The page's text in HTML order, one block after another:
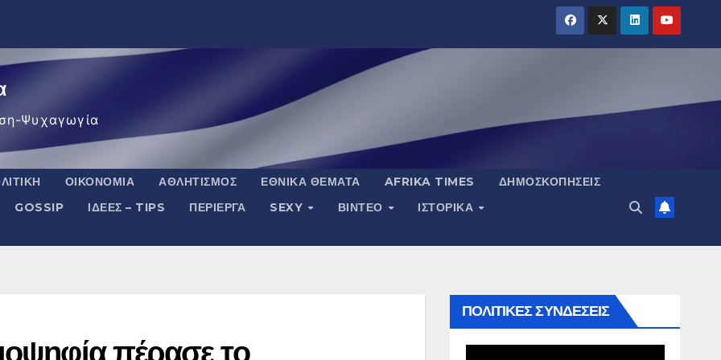
Ψυχαγωγία
ΟΙΚΟΝΟΜΊΑ ΑΘΛΗΤΙΣΜΌΣ ΕΘΝΙΚΆ ΘΈΜΑΤΑ AFRIKA TIMES
ΔΗΜΟΣΚΟΠΉΣΕΙΣ
GOSSIP
ΙΔΈΕΣ – TIPS ΠΕΡΊΕΡΓΑ SEXY ΒΙΝΤΕΟ ΙΣΤΟΡΙΚΆ
πέρασε το
ΠΟΛΙΤΙΚΕΣ ΣΥΝΔΕΣΕΙΣ